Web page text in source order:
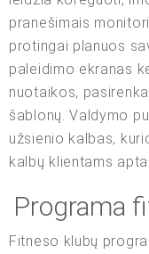
pranešimais
protingai planuos
paleidimo ekranas
nuotaikos,
šablonų. Valdymo
užsienio kalbas,
kalbų klientams
Programa
Fitneso klubų